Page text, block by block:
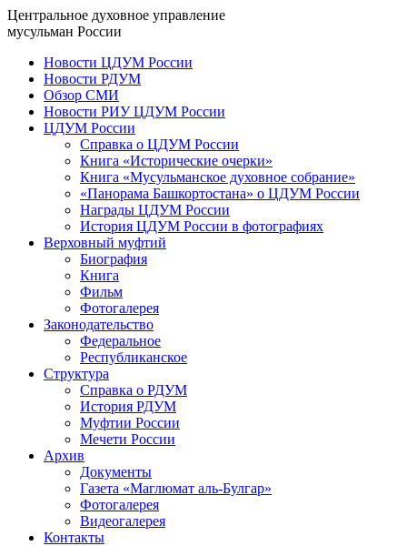
Центральное духовное управление
мусульман России
Новости ЦДУМ России
Новости РДУМ
Обзор СМИ
Новости РИУ ЦДУМ России
ЦДУМ России
Справка о ЦДУМ России
Книга «Исторические очерки»
Книга «Мусульманское духовное собрание»
«Панорама Башкортостана» о ЦДУМ России
Награды ЦДУМ России
История ЦДУМ России в фотографиях
Верховный муфтий
Биография
Книга
Фильм
Фотогалерея
Законодательство
Федеральное
Республиканское
Структура
Справка о РДУМ
История РДУМ
Муфтии России
Мечети России
Архив
Документы
Газета «Маглюмат аль-Булгар»
Фотогалерея
Видеогалерея
Контакты